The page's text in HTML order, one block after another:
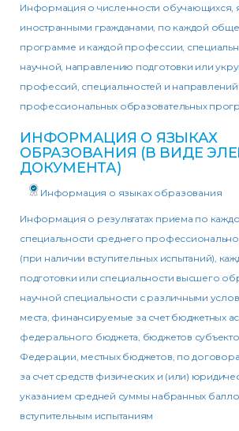
Информация о численности обучающихся,
иностранными гражданами, по каждой
программе и каждой профессии,
научной, направлению подготовки или
профессий, специальностей и направлений
профессиональных образовательных
ИНФОРМАЦИЯ О ЯЗЫКАХ
ОБРАЗОВАНИЯ (В ВИДЕ
ДОКУМЕНТА)
Информация о языках образования
Информация о результатах приема по
специальности среднего
(при наличии вступительных испытаний),
подготовки или специальности высшего
научной специальности с различными
места, финансируемые за счет бюджетных
федерального бюджета, бюджетов
Федерации, местных бюджетов, по
за счет средств физических и (или)
указанием средней суммы набранных
вступительным испытаниям